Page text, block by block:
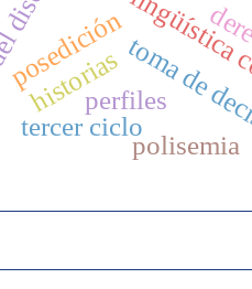
posedicióntoma de
historiasperfiles
tercer ciclo
polisemia